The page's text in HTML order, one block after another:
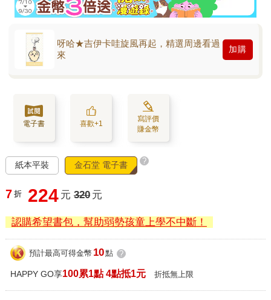
呀哈★吉伊卡哇旋風再起，精選周邊看過
來
加購
電子書 喜歡+1
寫評價
賺金幣
紙本平裝 金石堂 電子書 ?
7 折 224 元 320 元
認購希望書包，幫助弱勢孩童上學不中斷！
預計最高可得金幣 10點 ?
HAPPY GO享100累1點 4點抵1元 折抵無上限